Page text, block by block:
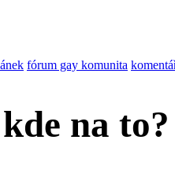
fórum gay komunita
na to?